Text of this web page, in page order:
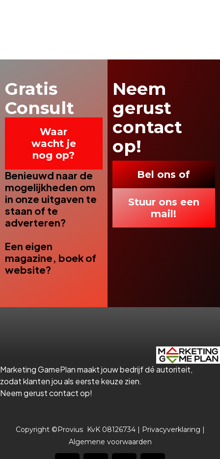
Gratis
Consult
Waar
wacht je
nog op?
Benieuwd naar de
mogelijkheden om
in onze uitgaven te
staan of te
adverteren?
Een eigen
magazine, boek of
website?
Neem
gerust
contact
op!
Bel ons of
Stuur ons een
mail!
Marketing GamePlan maakt jouw bedrijf dé autoriteit,
zodat klanten jou als eerste keuze zien.
Neem gerust contact op!
Copyright ©Provius KvK 08126734 | Privacyverklaring |
Algemene voorwaarden